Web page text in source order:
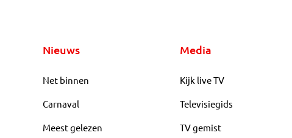
Nieuws
Net binnen
Carnaval
Meest gelezen
Media
Kijk live TV
Televisiegids
TV gemist